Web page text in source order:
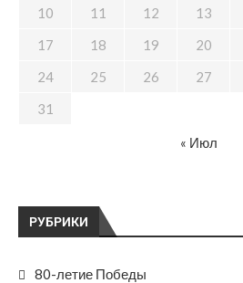
РУБРИКИ
80-летие Победы
10
11 12 13
17
18 19 20
24
25 26 27
31
« Июл